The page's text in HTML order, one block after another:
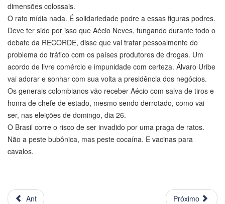
dimensões colossais.
O rato mídia nada. É solidariedade podre a essas figuras podres.
Deve ter sido por isso que Aécio Neves, fungando durante todo o
debate da RECORDE, disse que vai tratar pessoalmente do
problema do tráfico com os países produtores de drogas. Um
acordo de livre comércio e impunidade com certeza. Álvaro Uribe
vai adorar e sonhar com sua volta a presidência dos negócios.
Os generais colombianos vão receber Aécio com salva de tiros e
honra de chefe de estado, mesmo sendo derrotado, como vai
ser, nas eleições de domingo, dia 26.
O Brasil corre o risco de ser invadido por uma praga de ratos.
Não a peste bubônica, mas peste cocaína. E vacinas para
cavalos.
Ant Próximo